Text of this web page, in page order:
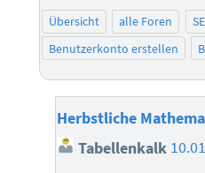
Übersicht alle Foren
Benutzerkonto erstellen
Herbstliche
Tabellenkalk